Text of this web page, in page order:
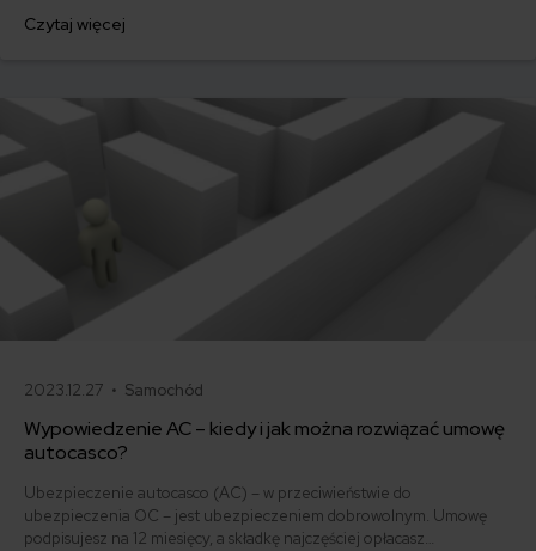
500 zł, inni – powyżej 1500 zł. Gdzie znaleźć najtańsze OC w Polsce
Czytaj więcej
2023.12.27 • Samochód
Wypowiedzenie AC – kiedy i jak można rozwiązać umowę
autocasco?
Ubezpieczenie autocasco (AC) – w przeciwieństwie do
ubezpieczenia OC – jest ubezpieczeniem dobrowolnym. Umowę
podpisujesz na 12 miesięcy, a składkę najczęściej opłacasz